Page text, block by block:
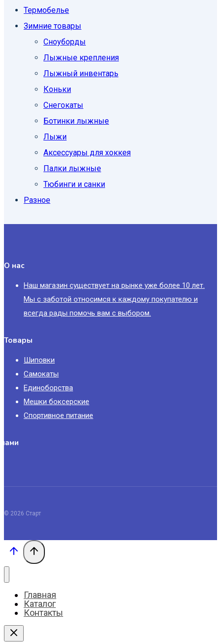
Термобелье
Зимние товары
Сноуборды
Лыжные крепления
Лыжный инвентарь
Коньки
Снегокаты
Ботинки лыжные
Лыжи
Аксессуары для хоккея
Палки лыжные
Тюбинги и санки
Разное
О нас
Наш магазин существует на рынке уже более 10 лет.
Мы с заботой относимся к каждому покупателю и
всегда рады помочь вам с выбором.
Товары
Шиповки
Самокаты
Единоборства
Мешки боксерские
Спортивное питание
© 2026 Старт
Главная
Каталог
Контакты